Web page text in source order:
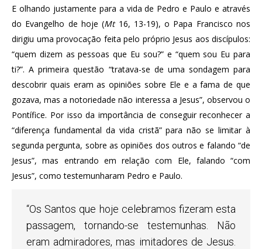
E olhando justamente para a vida de Pedro e Paulo e através
do Evangelho de hoje (Mt 16, 13-19), o Papa Francisco nos
dirigiu uma provocação feita pelo próprio Jesus aos discípulos:
“quem dizem as pessoas que Eu sou?” e “quem sou Eu para
ti?”. A primeira questão “tratava-se de uma sondagem para
descobrir quais eram as opiniões sobre Ele e a fama de que
gozava, mas a notoriedade não interessa a Jesus”, observou o
Pontífice. Por isso da importância de conseguir reconhecer a
“diferença fundamental da vida cristã” para não se limitar à
segunda pergunta, sobre as opiniões dos outros e falando “de
Jesus”, mas entrando em relação com Ele, falando “com
Jesus”, como testemunharam Pedro e Paulo.
“Os Santos que hoje celebramos fizeram esta
passagem, tornando-se testemunhas. Não
eram admiradores, mas imitadores de Jesus.